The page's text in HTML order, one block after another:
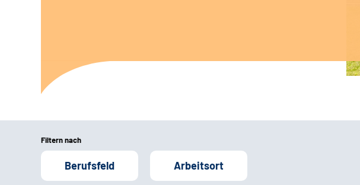
Filtern nach
Berufsfeld Arbeitsort